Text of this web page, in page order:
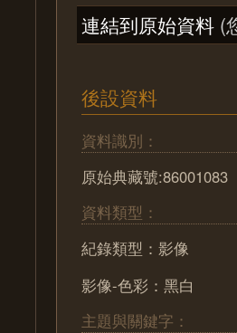
連結到原始資料 (
後設資料
資料識別：
原始典藏號:86001083
資料類型：
紀錄類型：影像
影像-色彩：黑白
主題與關鍵字：